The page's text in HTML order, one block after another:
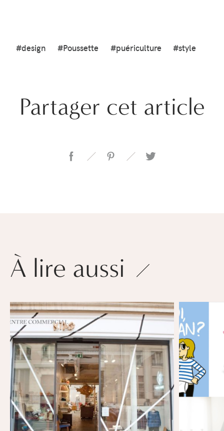
#design #Poussette #puériculture #style
Partager cet article
À lire aussi